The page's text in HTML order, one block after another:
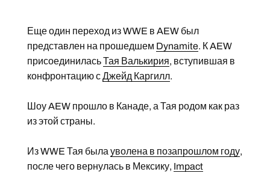
Еще один переход из WWE в AEW был
представлен на прошедшем Dynamite. К AEW
присоединиласьТая Валькирия, вступившая в
конфронтацию сДжейд Каргилл.
Шоу AEW прошло в Канаде, а Тая родом как раз
из этой страны.
Из WWE Тая была уволена в позапрошлом году,
после чего вернулась в Мексику, Impact